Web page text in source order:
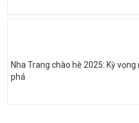
Nha Trang chào hè 2025: Kỳ
phá